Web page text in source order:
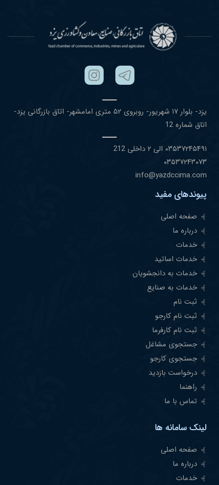
یزد- بلوار ١٧ شهریور- روبروی ۵٢ متری امامشهر- اتاق بازرگانی یزد-
اتاق شماره 12
۰٣۵٣٧٢۴۵۴٩١ الی ۲ داخلی 212
۰٣۵٣٧٢۴٣۰٧٣
info@yazdccima.com
پیوندهای مفید
صفحه اصلی
درباره ما
خدمات
خدمات اساتید
خدمات به دانجشویان
خدمات به صنایع
ثبت نام
ثبت نام کارجو
ثبت نام کارفرما
جستجوی مشاغل
جستجوی کارجو
درخواست بازدید
راهنما
تماس با ما
لینک سامانه ها
صفحه اصلی
درباره ما
خدمات